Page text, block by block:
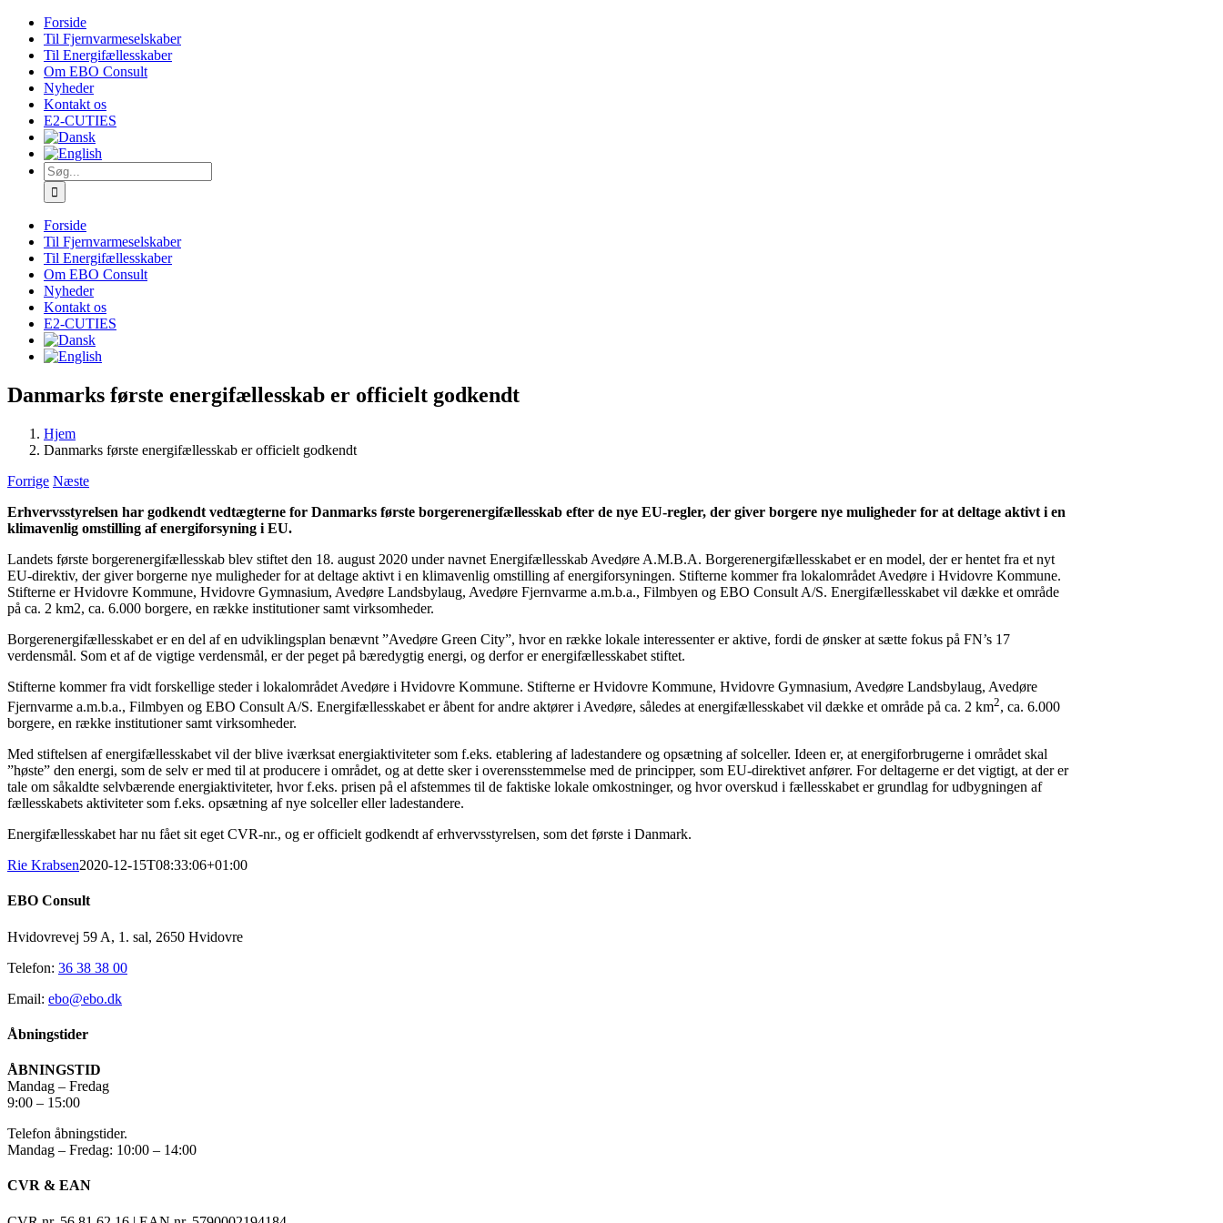
Skip
content
Forside
Til Fjernvarmeselskaber
Til Energifællesskaber
Om EBO Consult
Nyheder
Kontakt os
E2-CUTIES
Søg
efter:
Forside
Til Fjernvarmeselskaber
Til Energifællesskaber
Om EBO Consult
Nyheder
Kontakt os
E2-CUTIES
Danmarks første energifællesskab er officielt godkendt
Hjem
Danmarks første energifællesskab er officielt godkendt
Forrige Næste
Erhvervsstyrelsen har godkendt vedtægterne for Danmarks første borgerenergifællesskab efter de nye EU-regler, der giver borgere nye muligheder for at deltage aktivt i en
klimavenlig omstilling af energiforsyning i EU.
Landets første borgerenergifællesskab blev stiftet den 18. august 2020 under navnet Energifællesskab Avedøre A.M.B.A. Borgerenergifællesskabet er en model, der er hentet fra et nyt
EU-direktiv, der giver borgerne nye muligheder for at deltage aktivt i en klimavenlig omstilling af energiforsyningen. Stifterne kommer fra lokalområdet Avedøre i Hvidovre Kommune.
Stifterne er Hvidovre Kommune, Hvidovre Gymnasium, Avedøre Landsbylaug, Avedøre Fjernvarme a.m.b.a., Filmbyen og EBO Consult A/S. Energifællesskabet vil dække et område
på ca. 2 km2, ca. 6.000 borgere, en række institutioner samt virksomheder.
Borgerenergifællesskabet er en del af en udviklingsplan benævnt ”Avedøre Green City”, hvor en række lokale interessenter er aktive, fordi de ønsker at sætte fokus på FN’s 17
verdensmål. Som et af de vigtige verdensmål, er der peget på bæredygtig energi, og derfor er energifællesskabet stiftet.
Stifterne kommer fra vidt forskellige steder i lokalområdet Avedøre i Hvidovre Kommune. Stifterne er Hvidovre Kommune, Hvidovre Gymnasium, Avedøre Landsbylaug, Avedøre
Fjernvarme a.m.b.a., Filmbyen og EBO Consult A/S. Energifællesskabet er åbent for andre aktører i Avedøre, således at energifællesskabet vil dække et område på ca. 2 km2, ca. 6.000
borgere, en række institutioner samt virksomheder.
Med stiftelsen af energifællesskabet vil der blive iværksat energiaktiviteter som f.eks. etablering af ladestandere og opsætning af solceller. Ideen er, at energiforbrugerne i området skal
”høste” den energi, som de selv er med til at producere i området, og at dette sker i overensstemmelse med de principper, som EU-direktivet anfører. For deltagerne er det vigtigt, at der er
tale om såkaldte selvbærende energiaktiviteter, hvor f.eks. prisen på el afstemmes til de faktiske lokale omkostninger, og hvor overskud i fællesskabet er grundlag for udbygningen af
fællesskabets aktiviteter som f.eks. opsætning af nye solceller eller ladestandere.
Energifællesskabet har nu fået sit eget CVR-nr., og er officielt godkendt af erhvervsstyrelsen, som det første i Danmark.
Rie Krabsen2020-12-15T08:33:06+01:00
EBO Consult
Hvidovrevej 59 A, 1. sal, 2650 Hvidovre
Telefon: 36 38 38 00
Email: ebo@ebo.dk
Åbningstider
ÅBNINGSTID
Mandag – Fredag
9:00 – 15:00
Telefon åbningstider.
Mandag – Fredag: 10:00 – 14:00
CVR & EAN